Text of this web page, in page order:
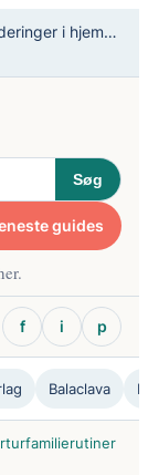
Forårsguide: små opgraderinger i hjem og fritid
Søg
guides
f i p
Balaclava
familierutiner